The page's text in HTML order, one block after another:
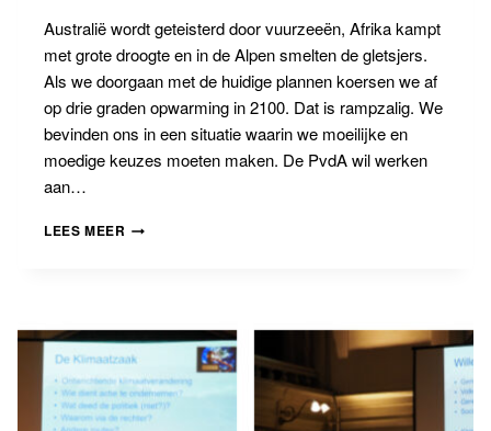
Australië wordt geteisterd door vuurzeeën, Afrika kampt
met grote droogte en in de Alpen smelten de gletsjers.
Als we doorgaan met de huidige plannen koersen we af
op drie graden opwarming in 2100. Dat is rampzalig. We
bevinden ons in een situatie waarin we moeilijke en
moedige keuzes moeten maken. De PvdA wil werken
aan…
LEES MEER KLIMAATONDERZOEKER
DE
KLIMAATCRISIS